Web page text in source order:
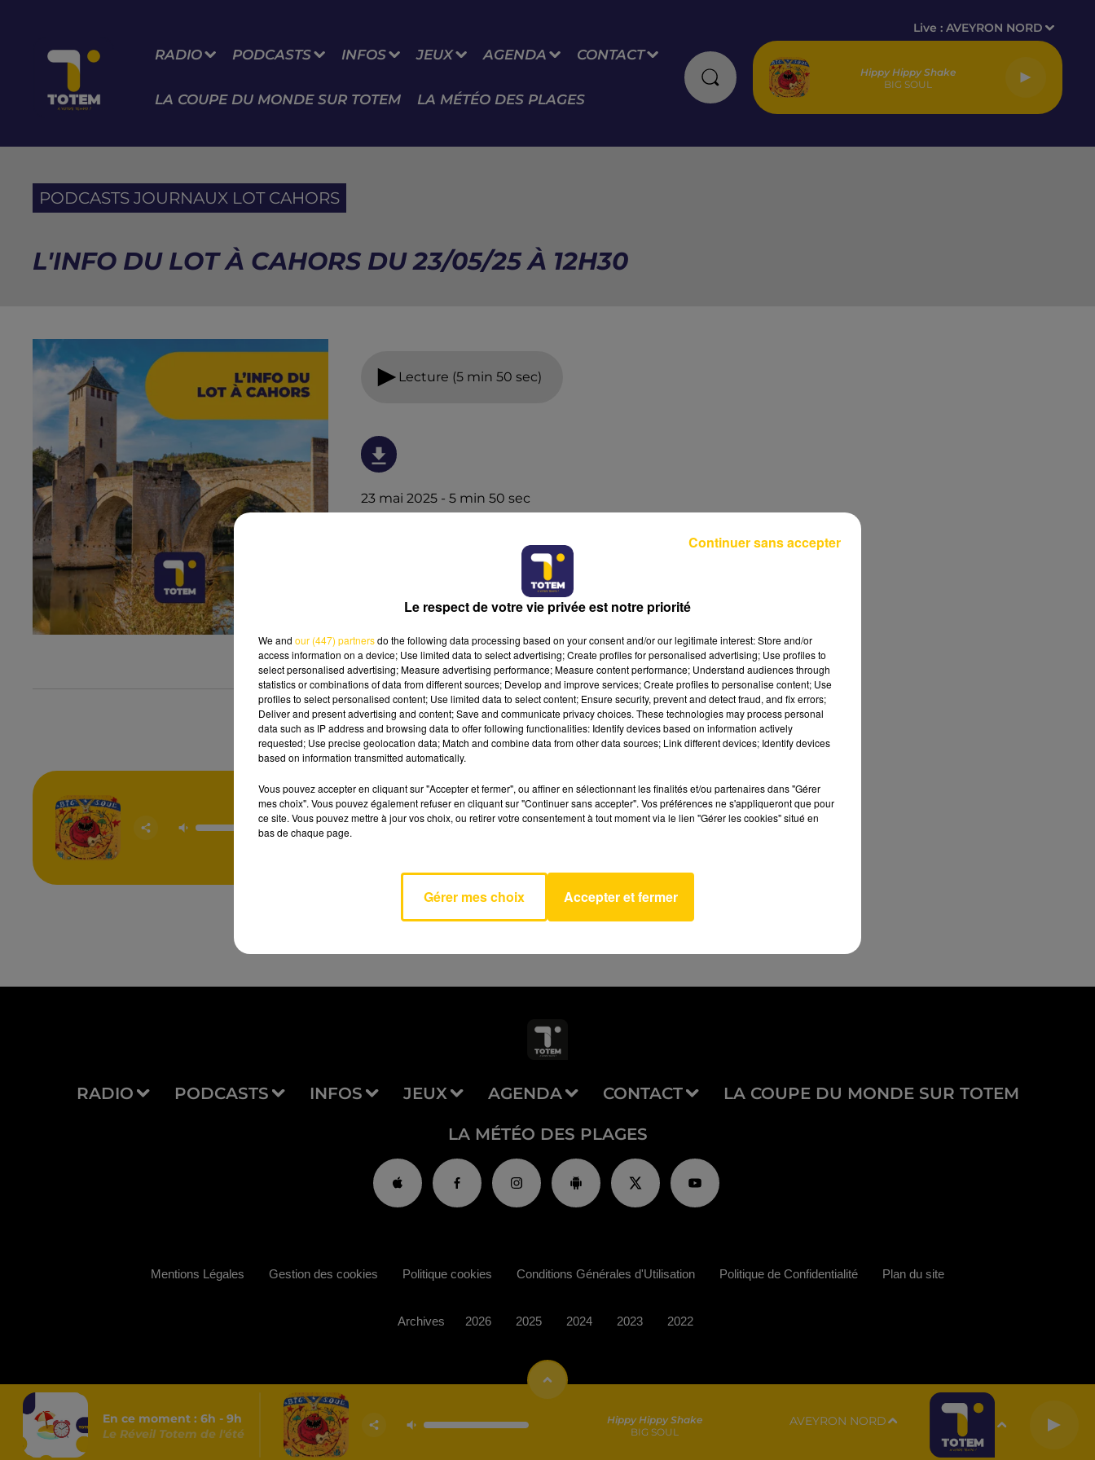
RADIO PODCASTS INFOS JEUX AGENDA CONTACT
LA COUPE DU MONDE SUR TOTEM LA MÉTÉO DES PLAGES
Live :AVEYRON NORD
Hippy Hippy Shake
BIG SOUL
PODCASTS JOURNAUX LOT CAHORS
L'INFO DU LOT À CAHORS DU 23/05/25 À 12H30
Lecture (5 min 50 sec)
23 mai 2025 - 5 min 50 sec
Hippy Hippy
Shake
BIG SOUL
AVEYRON NORD
RADIO PODCASTS INFOS JEUX AGENDA CONTACT LA COUPE DU MONDE SUR TOTEM
LA MÉTÉO DES PLAGES
En ce moment : 6h - 9h
Le Réveil Totem de l'été
Hippy Hippy Shake
BIG SOUL
AVEYRON NORD
Mentions Légales Gestion des cookies Politique cookies Conditions Générales d'Utilisation Politique de Confidentialité Plan du site
Archives 2026 2025 2024 2023 2022
Le respect de votre vie privée est notre priorité
We and our (447) partnersdo the following data processing based on your consent and/or our legitimate interest: Store and/or
access information on a device; Use limited data to select advertising; Create profiles for personalised advertising; Use profiles to
select personalised advertising; Measure advertising performance; Measure content performance; Understand audiences through
statistics or combinations of data from different sources; Develop and improve services; Create profiles to personalise content; Use
profiles to select personalised content; Use limited data to select content; Ensure security, prevent and detect fraud, and fix errors;
Deliver and present advertising and content; Save and communicate privacy choices. These technologies may process personal
data such as IP address and browsing data to offer following functionalities: Identify devices based on information actively
requested; Use precise geolocation data; Match and combine data from other data sources; Link different devices; Identify devices
based on information transmitted automatically.
Vous pouvez accepter en cliquant sur "Accepter et fermer", ou affiner en sélectionnant les finalités et/ou partenaires dans "Gérer
mes choix". Vous pouvez également refuser en cliquant sur "Continuer sans accepter". Vos préférences ne s'appliqueront que pour
ce site. Vous pouvez mettre à jour vos choix, ou retirer votre consentement à tout moment via le lien "Gérer les cookies" situé en
bas de chaque page.
Gérer mes choix Accepter et fermer
Continuer sans accepter